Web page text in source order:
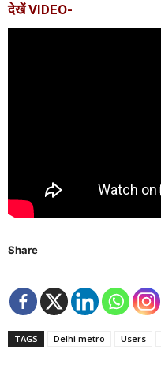
देखें VIDEO-
Share
TAGS Delhi metro Users